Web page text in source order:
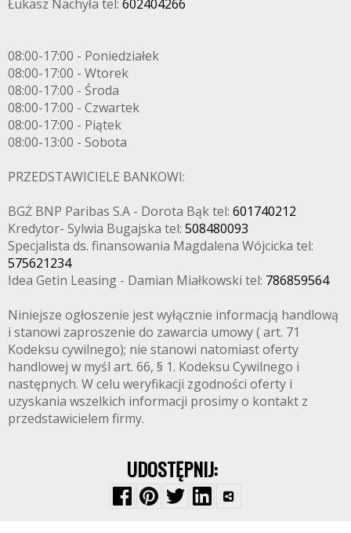
Łukasz Nachyła tel: 602404266
08:00-17:00 - Poniedziałek
08:00-17:00 - Wtorek
08:00-17:00 - Środa
08:00-17:00 - Czwartek
08:00-17:00 - Piątek
08:00-13:00 - Sobota
PRZEDSTAWICIELE BANKOWI:
BGŻ BNP Paribas S.A - Dorota Bąk tel: 601740212
Kredytor- Sylwia Bugajska tel: 508480093
Specjalista ds. finansowania Magdalena Wójcicka tel:
575621234
Idea Getin Leasing - Damian Miałkowski tel: 786859564
Niniejsze ogłoszenie jest wyłącznie informacją handlową
i stanowi zaproszenie do zawarcia umowy ( art. 71
Kodeksu cywilnego); nie stanowi natomiast oferty
handlowej w myśl art. 66, § 1. Kodeksu Cywilnego i
następnych. W celu weryfikacji zgodności oferty i
uzyskania wszelkich informacji prosimy o kontakt z
przedstawicielem firmy.
UDOSTĘPNIJ: